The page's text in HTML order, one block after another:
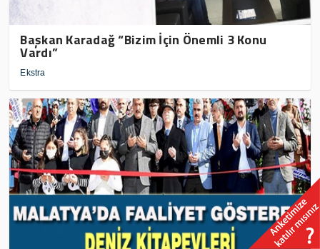
Başkan Karadağ “Bizim İçin Önemli 3 Konu
Vardı”
Ekstra